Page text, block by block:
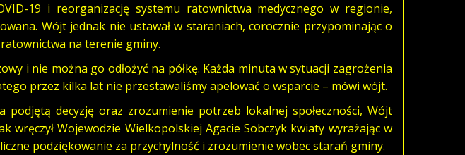
19 i reorganizację systemu ratownictwa medycznego w regionie,
Wójt jednak nie ustawał w staraniach, corocznie przypominając o
na terenie gminy.
i nie można go odłożyć na półkę. Każda minuta w sytuacji zagrożenia
przez kilka lat nie przestawaliśmy apelować o wsparcie – mówi wójt.
podjętą decyzję oraz zrozumienie potrzeb lokalnej społeczności, Wójt
wręczył Wojewodzie Wielkopolskiej Agacie Sobczyk kwiaty wyrażając w
podziękowanie za przychylność i zrozumienie wobec starań gminy.